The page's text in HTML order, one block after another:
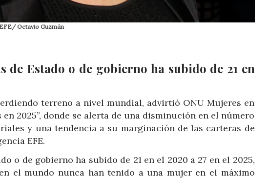
Octavio Guzmán
de Estado o de gobierno ha subido de 21 en
terreno a nivel mundial, advirtió ONU Mujeres en
2025”, donde se alerta de una disminución en el número
y una tendencia a su marginación de las carteras de
EFE.
o de gobierno ha subido de 21 en el 2020 a 27 en el 2025,
el mundo nunca han tenido a una mujer en el máximo